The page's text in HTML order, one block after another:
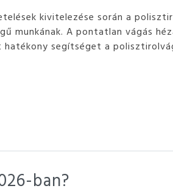
kivitelezése során a
munkának. A pontatlan vágás
hatékony segítséget a
ban?